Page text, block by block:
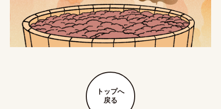
トップへ
戻る